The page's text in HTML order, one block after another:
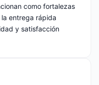
como fortalezas
entrega rápida
y satisfacción